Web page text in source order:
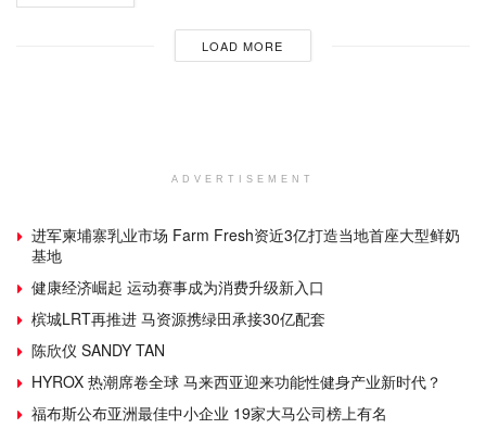
LOAD MORE
ADVERTISEMENT
进军柬埔寨乳业市场 Farm Fresh资近3亿打造当地首座大型鲜奶
基地
健康经济崛起 运动赛事成为消费升级新入口
槟城LRT再推进 马资源携绿田承接30亿配套
陈欣仪 SANDY TAN
HYROX 热潮席卷全球 马来西亚迎来功能性健身产业新时代？
福布斯公布亚洲最佳中小企业 19家大马公司榜上有名